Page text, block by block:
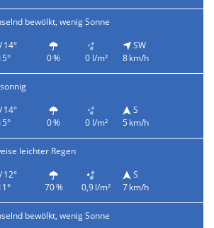
bewölkt, wenig Sonne
/ 14°
0 % 0 l/m²
SW
8 km/h
/ 14°
0 % 0 l/m²
S
5 km/h
leichter Regen
/ 12°
70 % 0,9 l/m²
S
7 km/h
bewölkt, wenig Sonne